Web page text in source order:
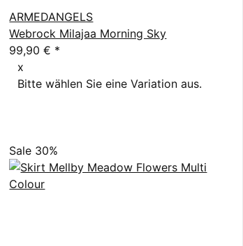
ARMEDANGELS
Webrock Milajaa Morning Sky
99,90 € *
x
Bitte wählen Sie eine Variation aus.
Sale 30%